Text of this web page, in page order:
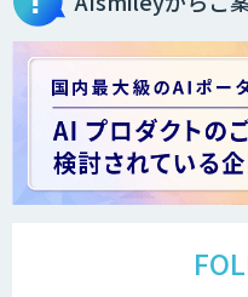
＜Dify
ジェ